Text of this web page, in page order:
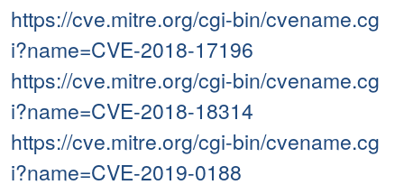
https://cve.mitre.org/cgi-bin/cvename.cg
i?name=CVE-2018-17196
https://cve.mitre.org/cgi-bin/cvename.cg
i?name=CVE-2018-18314
https://cve.mitre.org/cgi-bin/cvename.cg
i?name=CVE-2019-0188